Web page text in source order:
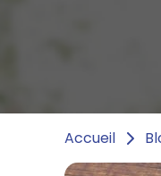
Accueil